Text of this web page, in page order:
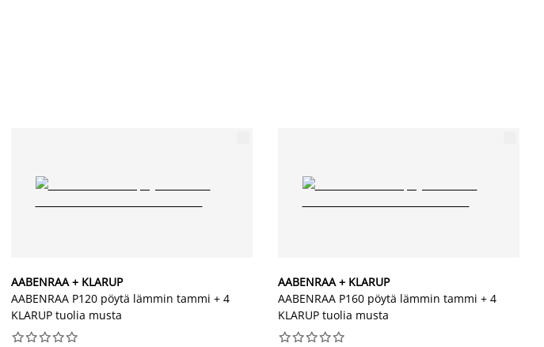
AABENRAA + KLARUP
AABENRAA P120 pöytä lämmin tammi + 4
KLARUP tuolia musta






AABENRAA + KLARUP
AABENRAA P160 pöytä lämmin tammi + 4
KLARUP tuolia musta





